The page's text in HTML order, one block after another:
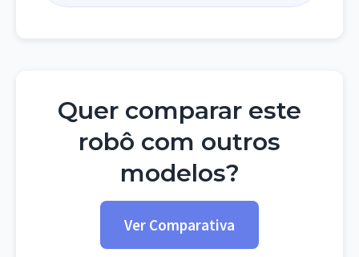
Quer comparar este
robô com outros
modelos?
Ver Comparativa